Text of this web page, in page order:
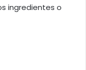
ingredientes o